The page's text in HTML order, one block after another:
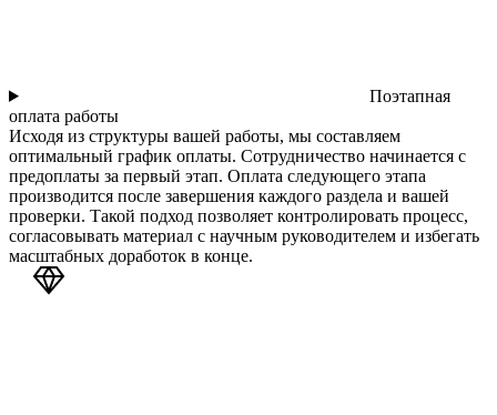
Поэтапная
оплата работы
Исходя из структуры вашей работы, мы составляем
оптимальный график оплаты. Сотрудничество начинается с
предоплаты за первый этап. Оплата следующего этапа
производится после завершения каждого раздела и вашей
проверки. Такой подход позволяет контролировать процесс,
согласовывать материал с научным руководителем и избегать
масштабных доработок в конце.